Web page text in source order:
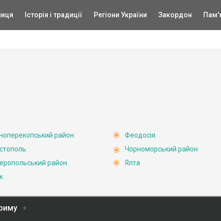
Історія і традиції Регіони України Закордон
район
район
Феодосія
Чорноморський район
Ялта